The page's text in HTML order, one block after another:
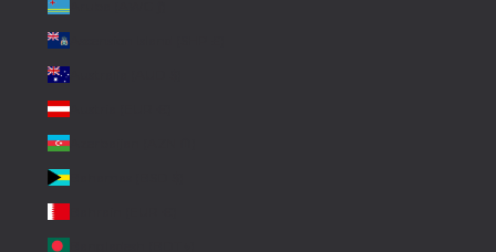
Aruba (AWG ƒ)
Australia (AUD $)
Austria (EUR €)
Azerbaijan (AZN ₼)
Bahamas (BSD $)